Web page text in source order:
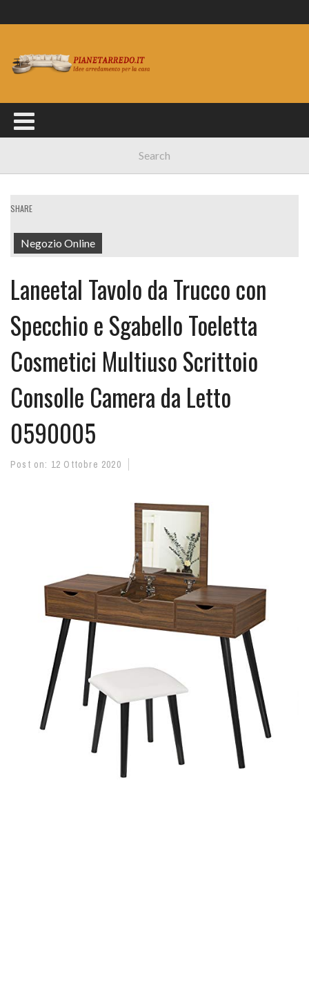
SHARE
Negozio Online
Laneetal Tavolo da Trucco con
Specchio e Sgabello Toeletta
Cosmetici Multiuso Scrittoio
Consolle Camera da Letto
0590005
Post on: 12 Ottobre 2020